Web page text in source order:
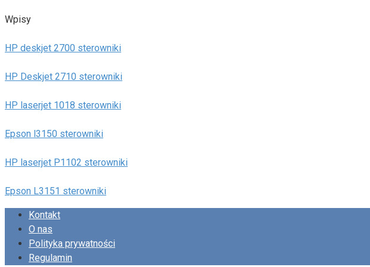
Wpisy
HP deskjet 2700 sterowniki
HP Deskjet 2710 sterowniki
HP laserjet 1018 sterowniki
Epson l3150 sterowniki
HP laserjet P1102 sterowniki
Epson L3151 sterowniki
Kontakt
O nas
Polityka prywatności
Regulamin